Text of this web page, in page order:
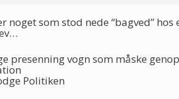
noget som stod nede “bagved”
presenning vogn som måske
Politiken